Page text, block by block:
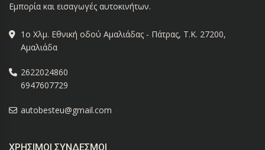
Εμπορία και εισαγωγές αυτοκινήτων.
1ο Χλμ. Εθνική οδού Αμαλιάδας - Πάτρας, Τ.Κ. 27200,
Αμαλιάδα
2622024860
6947607729
autobesteu@gmail.com
ΧΡΉΣΙΜΟΙ ΣΎΝΔΕΣΜΟΙ